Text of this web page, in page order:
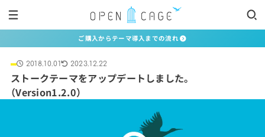
ご購入からテーマ導入までの流れ
2018.10.01 2023.12.22
ストークテーマをアップデートしました。
（Version1.2.0）